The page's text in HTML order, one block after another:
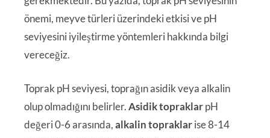
önemi, meyve türleri üzerindeki etkisi ve pH
seviyesini iyileştirme yöntemleri hakkında bilgi
vereceğiz.
Toprak pH seviyesi, toprağın asidik veya alkalin
olup olmadığını belirler.Asidik topraklarpH
değeri 0-6 arasında,alkalin topraklarise 8-14